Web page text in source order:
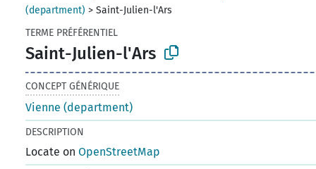
(department) >Saint-Julien-l'Ars
TERME PRÉFÉRENTIEL
Saint-Julien-l'Ars
CONCEPT GÉNÉRIQUE
Vienne (department)
DESCRIPTION
Locate onOpenStreetMap